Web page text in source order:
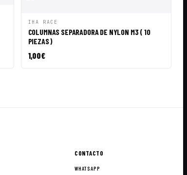
VISTA RÁPIDA
IHA RACE
COLUMNAS SEPARADORA DE NYLON M3 ( 10
PIEZAS )
1,00€
CONTACTO
WHATSAPP